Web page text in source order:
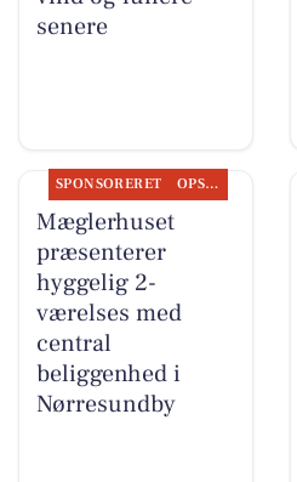
senere
SPONSORERET OPSLAGSTAVLEN
Mæglerhuset
præsenterer
hyggelig 2-
værelses med
central
beliggenhed i
Nørresundby